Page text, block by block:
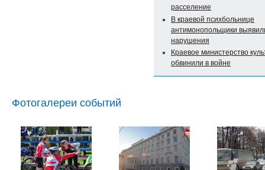
расселение
В краевой психбольнице
антимонопольщики
нарушения
Краевое министерство
обвинили в войне
Фотогалереи событий